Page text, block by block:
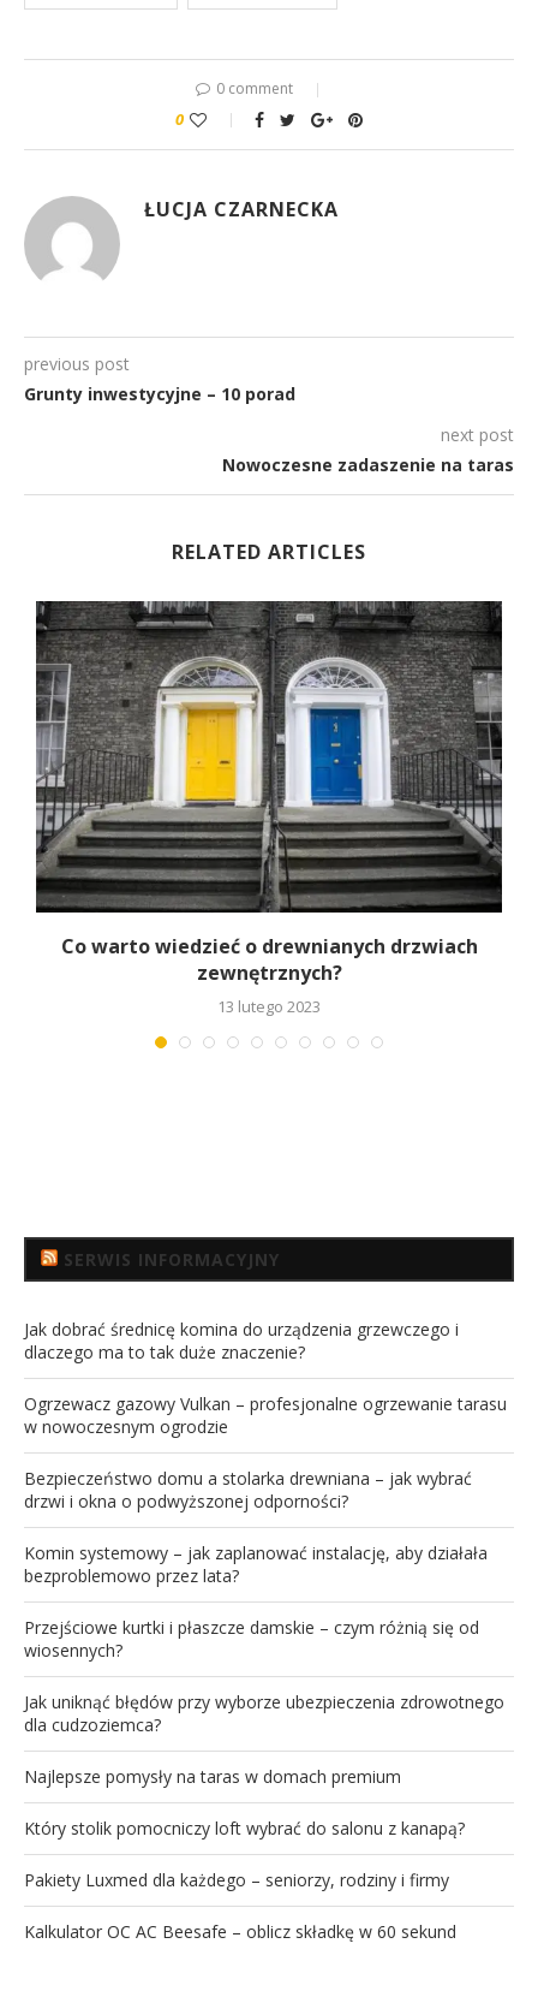
0 comment
0
ŁUCJA CZARNECKA
previous post
Grunty inwestycyjne – 10 porad
next post
Nowoczesne zadaszenie na taras
RELATED ARTICLES
Co warto wiedzieć o drewnianych drzwiach
zewnętrznych?
13 lutego 2023
SERWIS INFORMACYJNY
Jak dobrać średnicę komina do urządzenia grzewczego i
dlaczego ma to tak duże znaczenie?
Ogrzewacz gazowy Vulkan – profesjonalne ogrzewanie tarasu
w nowoczesnym ogrodzie
Bezpieczeństwo domu a stolarka drewniana – jak wybrać
drzwi i okna o podwyższonej odporności?
Komin systemowy – jak zaplanować instalację, aby działała
bezproblemowo przez lata?
Przejściowe kurtki i płaszcze damskie – czym różnią się od
wiosennych?
Jak uniknąć błędów przy wyborze ubezpieczenia zdrowotnego
dla cudzoziemca?
Najlepsze pomysły na taras w domach premium
Który stolik pomocniczy loft wybrać do salonu z kanapą?
Pakiety Luxmed dla każdego – seniorzy, rodziny i firmy
Kalkulator OC AC Beesafe – oblicz składkę w 60 sekund